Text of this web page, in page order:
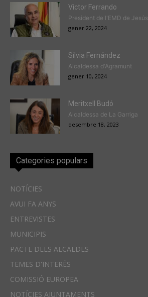
Victor Ferrando
President de l'EMD de Jesús
gener 22, 2024
Sílvia Fernández
Alcaldessa d'Agramunt
gener 10, 2024
Meritxell Budó
Alcaldessa de La Garriga
desembre 18, 2023
Categories populars
NOTÍCIES
AVUI FA ANYS
ENTREVISTES
MUNICIPIS
PACTE DELS ALCALDES
TEMES D'INTERÈS
COMISSIÓ EUROPEA
NOTÍCIES AJUNTAMENTS